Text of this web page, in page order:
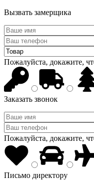
Вызвать замерщика
Пожалуйста, докажите,
Заказать звонок
Пожалуйста, докажите,
Письмо директору